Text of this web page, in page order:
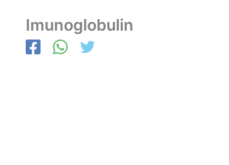
Imunoglobulin